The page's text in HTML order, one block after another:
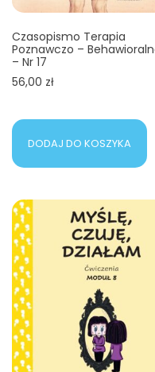
Czasopismo Terapia
Poznawczo –
– Nr 17
56,00 zł
DODAJ DO KOSZYKA